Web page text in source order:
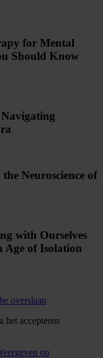
for Mental
Should Know
Neuroscience of
with Ourselves
Age of Isolation
overslaan
het accepteren
op